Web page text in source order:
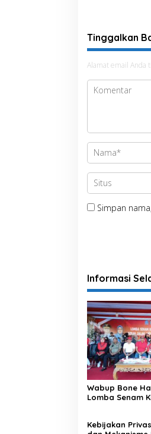
Tinggalkan
Alamat email Anda
Simpan
Informasi
Wabup Bone
Lomba Senam
Kebijakan